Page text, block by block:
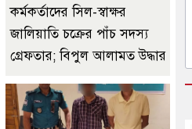
কর্মকর্তাদের সিল-স্বাক্ষর
জালিয়াতি চক্রের পাঁচ সদস্য
গ্রেফতার; বিপুল আলামত উদ্ধার